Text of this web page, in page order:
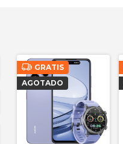
GRATIS
AGOTADO